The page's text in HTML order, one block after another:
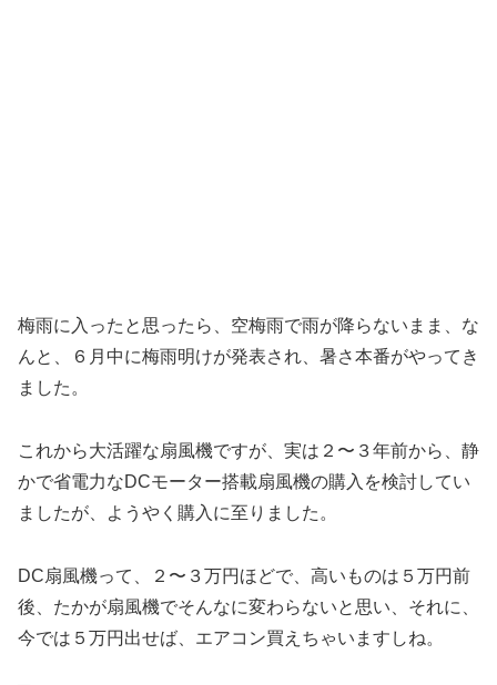
梅雨に入ったと思ったら、空梅雨で雨が降らないまま、な
んと、６月中に梅雨明けが発表され、暑さ本番がやってき
ました。
これから大活躍な扇風機ですが、実は２〜３年前から、静
かで省電力なDCモーター搭載扇風機の購入を検討してい
ましたが、ようやく購入に至りました。
DC扇風機って、２〜３万円ほどで、高いものは５万円前
後、たかが扇風機でそんなに変わらないと思い、それに、
今では５万円出せば、エアコン買えちゃいますしね。